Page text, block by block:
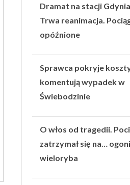
Dramat na stacji Gdynia
Trwa reanimacja.
opóźnione
Sprawca pokryje
komentują wypadek w
Świebodzinie
O włos od tragedii.
zatrzymał się na…
wieloryba